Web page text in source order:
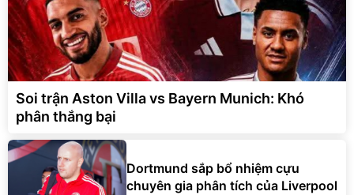
Soi trận Aston Villa vs Bayern Munich: Khó
phân thắng bại
Dortmund sắp bổ nhiệm cựu
chuyên gia phân tích của Liverpool